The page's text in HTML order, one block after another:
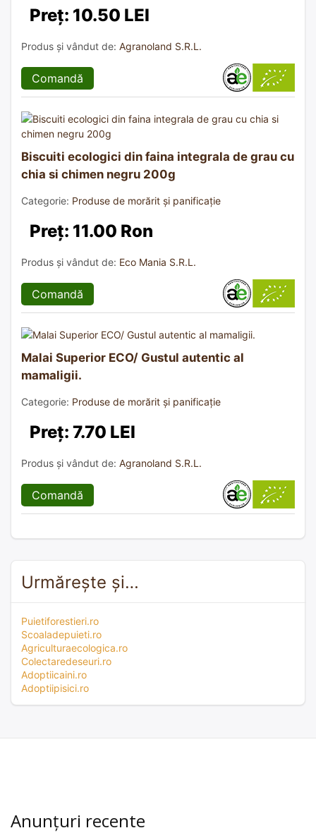
Preț: 10.50 LEI
Produs și vândut de: Agranoland S.R.L.
Comandă
Biscuiti ecologici din faina integrala de grau cu
chia si chimen negru 200g
Categorie: Produse de morărit și panificație
Preț: 11.00 Ron
Produs și vândut de: Eco Mania S.R.L.
Comandă
Malai Superior ECO/ Gustul autentic al
mamaligii.
Categorie: Produse de morărit și panificație
Preț: 7.70 LEI
Produs și vândut de: Agranoland S.R.L.
Comandă
Urmărește și…
Puietiforestieri.ro
Scoaladepuieti.ro
Agriculturaecologica.ro
Colectaredeseuri.ro
Adoptiicaini.ro
Adoptiipisici.ro
Anunțuri recente